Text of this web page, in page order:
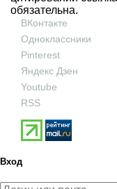
обязательна.
ВКонтакте
Одноклассники
Pinterest
Яндекс Дзен
Youtube
RSS
Вход